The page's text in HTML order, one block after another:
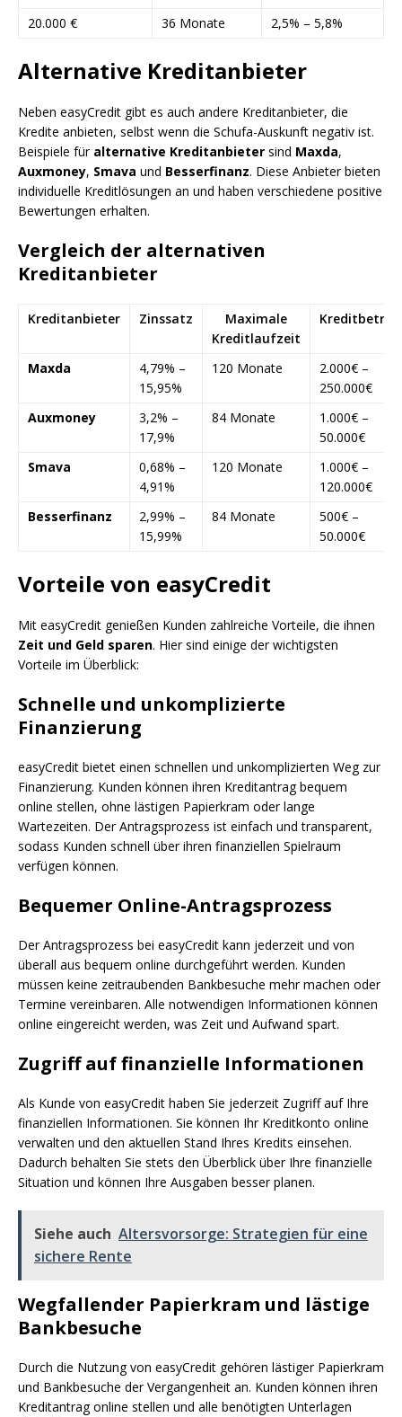
20.000 €
36 Monate 2,5% – 5,8%
Alternative Kreditanbieter
Neben easyCredit gibt es auch andere Kreditanbieter, die
Kredite anbieten, selbst wenn die Schufa-Auskunft negativ ist.
Beispiele für alternative Kreditanbieter sind Maxda,
Auxmoney, Smava und Besserfinanz. Diese Anbieter bieten
individuelle Kreditlösungen an und haben verschiedene positive
Bewertungen erhalten.
Vergleich der alternativen
Kreditanbieter
Kreditanbieter Zinssatz
Maximale
Kreditlaufzeit
Kreditbetrag
Maxda
4,79% –
15,95%
120 Monate
2.000€ –
250.000€
Auxmoney
3,2% –
17,9%
84 Monate
1.000€ –
50.000€
Smava
0,68% –
4,91%
120 Monate
1.000€ –
120.000€
Besserfinanz
2,99% –
15,99%
84 Monate
500€ –
50.000€
Vorteile von easyCredit
Mit easyCredit genießen Kunden zahlreiche Vorteile, die ihnen
Zeit und Geld sparen. Hier sind einige der wichtigsten
Vorteile im Überblick:
Schnelle und unkomplizierte
Finanzierung
easyCredit bietet einen schnellen und unkomplizierten Weg zur
Finanzierung. Kunden können ihren Kreditantrag bequem
online stellen, ohne lästigen Papierkram oder lange
Wartezeiten. Der Antragsprozess ist einfach und transparent,
sodass Kunden schnell über ihren finanziellen Spielraum
verfügen können.
Bequemer Online-Antragsprozess
Der Antragsprozess bei easyCredit kann jederzeit und von
überall aus bequem online durchgeführt werden. Kunden
müssen keine zeitraubenden Bankbesuche mehr machen oder
Termine vereinbaren. Alle notwendigen Informationen können
online eingereicht werden, was Zeit und Aufwand spart.
Zugriff auf finanzielle Informationen
Als Kunde von easyCredit haben Sie jederzeit Zugriff auf Ihre
finanziellen Informationen. Sie können Ihr Kreditkonto online
verwalten und den aktuellen Stand Ihres Kredits einsehen.
Dadurch behalten Sie stets den Überblick über Ihre finanzielle
Situation und können Ihre Ausgaben besser planen.
Siehe auch Altersvorsorge: Strategien für eine
sichere Rente
Wegfallender Papierkram und lästige
Bankbesuche
Durch die Nutzung von easyCredit gehören lästiger Papierkram
und Bankbesuche der Vergangenheit an. Kunden können ihren
Kreditantrag online stellen und alle benötigten Unterlagen